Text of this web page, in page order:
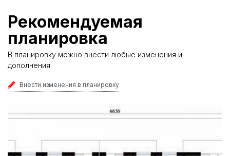
Рекомендуемая
планировка
В планировку можно внести любые изменения и
дополнения
Внести изменения в планировку